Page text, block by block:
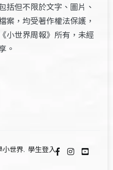
括但不限於文字、圖片、
案，均受著作權法保護，
小世界周報》所有，未經
。
小世界. 學生登入